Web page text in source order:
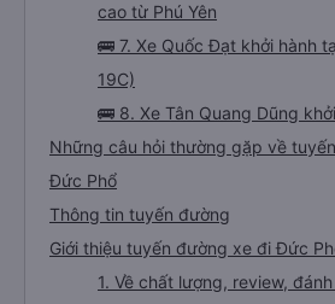
cao từ Phú Yên
🚌 7. Xe Quốc Đạt khởi hành
19C)
🚌 8. Xe Tân Quang Dũng
Những câu hỏi thường gặp về
Đức Phổ
Thông tin tuyến đường
Giới thiệu tuyến đường xe đi Đức
1. Về chất lượng, review,